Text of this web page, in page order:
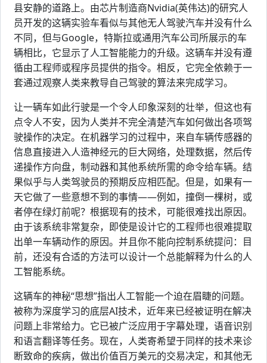
县安静的道路上。由芯片制造商Nvidia(英伟达)的研究人
员开发的这辆实验车看似与其他无人驾驶汽车并没有什么
不同，但与Google，特斯拉或通用汽车公司所展示的车
辆相比，它显示了人工智能能力的升级。这辆车并没有遵
循由工程师或程序员提供的指令。相反，它完全依赖于一
套通过观察人类来教导自己驾驶的算法来完成学习。
让一辆车如此行驶是一个令人印象深刻的壮举，但这也有
点令人不安，因为人类并不完全清楚汽车如何做出各项驾
驶操作的决定。在机器学习的过程中，来自车辆传感器的
信息直接进入人造神经元的巨大网络，处理数据，然后传
递操作方向盘，制动器和其他系统所需的命令给车辆。结
果似乎与人类驾驶员的预期反应相匹配。但是，如果有一
天它做了一些意想不到的事情——例如，撞倒一棵树，或
者停在绿灯前呢？根据现有的技术，可能很难找出原因。
由于该系统非常复杂，即使是设计它的工程师也很难提取
出单一车辆动作的原因。并且你不能向控制系统提问：目
前，还没有合适的方法可以设计一个总能解释为什么的人
工智能系统。
这辆车的神秘“思想”指出人工智能一个迫在眉睫的问题。
被称为深度学习的底层AI技术，近年来已经被证明在解决
问题上非常给力。它已被广泛应用于字幕处理，语音识别
和语言翻译等任务。现在，人类寄希望于同样的技术来诊
断致命的疾病，做出价值百万美元的交易决定，和其他无